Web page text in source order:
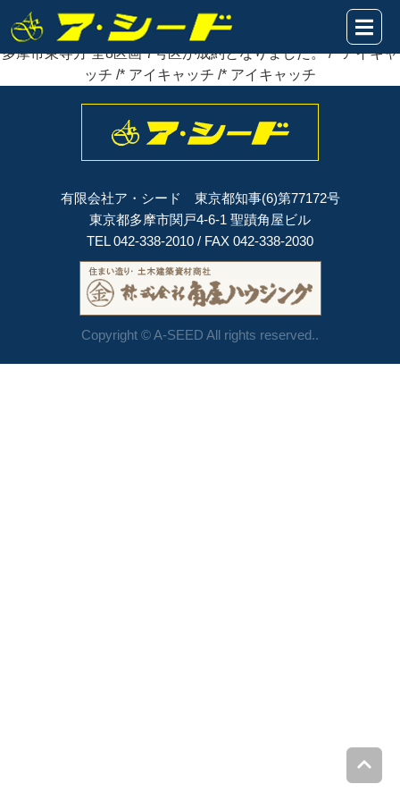
2021年02月28日
多摩市東寺方 全8区画 7号区が
となりました。
多摩市東寺方 全8区画 7号区が成約となりました。 /* アイキャ
ッチ /* アイキャッチ /* アイキャッチ
有限会社ア・シード 東京都知事(6)第77172号
東京都多摩市関戸4-6-1 聖蹟角屋ビル
TEL 042-338-2010 / FAX 042-338-2030
Copyright © A-SEED All rights reserved..